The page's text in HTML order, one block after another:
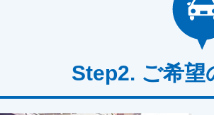
ご希望